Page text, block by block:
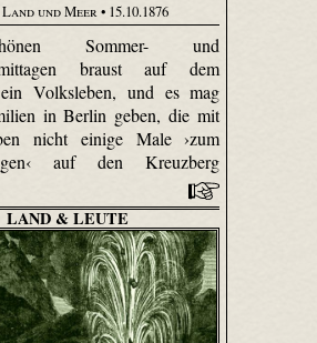
und Meer• 15.10.1876
Sommer- und
braust auf dem
Volksleben, und es mag
in Berlin geben, die mit
nicht einige Male ›zum
auf den Kreuzberg
LAND & LEUTE